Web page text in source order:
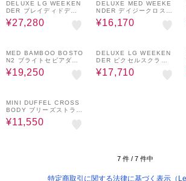
DELUXE LG WEEKEN
DER ブレイディドデボ
スブラック
¥27,280
DELUXE MED WEEKE
NDER デイジークロスグ
リーン
¥16,170
MED BAMBOO BOSTO
N2 ブライトセピアダル
メシアン
¥19,250
DELUXE LG WEEKEN
DER ピクセルスクラン
ブルチェック
¥17,710
MINI DUFFEL CROSS
BODY ブリーズストライ
プ
¥11,550
7 件 / 7 件中
特定商取引に関する法律に基づく表示（